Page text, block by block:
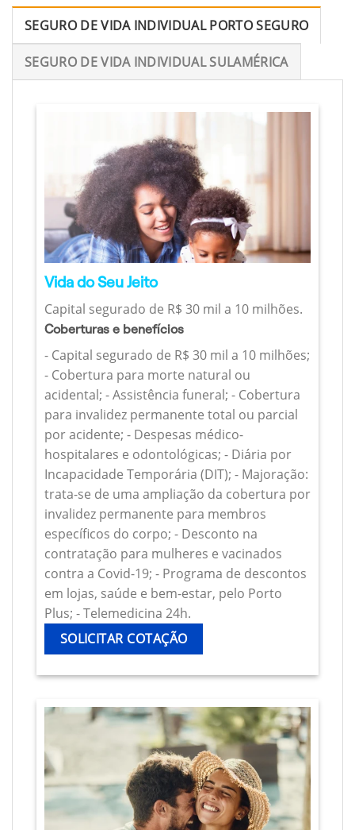
SEGURO DE VIDA INDIVIDUAL PORTO SEGURO
SEGURO DE VIDA INDIVIDUAL SULAMÉRICA
Vida do Seu Jeito
Capital segurado de R$ 30 mil a 10 milhões.
Coberturas e benefícios
- Capital segurado de R$ 30 mil a 10 milhões;
- Cobertura para morte natural ou
acidental; - Assistência funeral; - Cobertura
para invalidez permanente total ou parcial
por acidente; - Despesas médico-
hospitalares e odontológicas; - Diária por
Incapacidade Temporária (DIT); - Majoração:
trata-se de uma ampliação da cobertura por
invalidez permanente para membros
específicos do corpo; - Desconto na
contratação para mulheres e vacinados
contra a Covid-19; - Programa de descontos
em lojas, saúde e bem-estar, pelo Porto
Plus; - Telemedicina 24h.
SOLICITAR COTAÇÃO